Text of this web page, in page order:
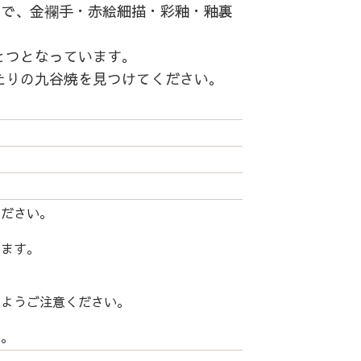
、金襴手・赤絵細描・彩釉・釉裏
となっています。
の九谷焼を見つけてください。
さい。
す。
うご注意ください。